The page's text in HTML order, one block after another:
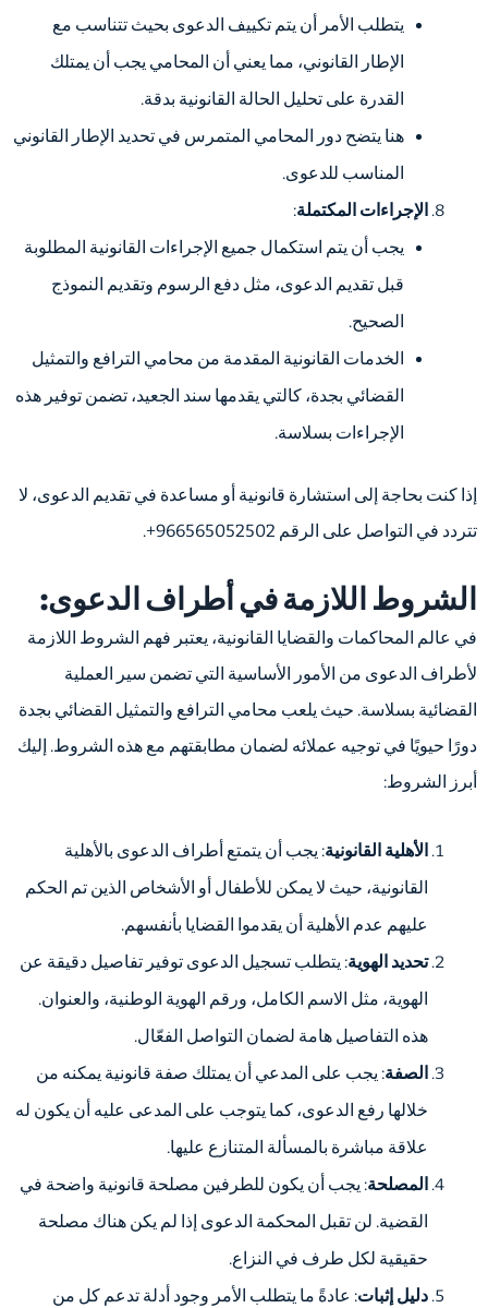
يتطلب الأمر أن يتم تكييف الدعوى بحيث تتناسب مع
الإطار القانوني، مما يعني أن المحامي يجب أن يمتلك
القدرة على تحليل الحالة القانونية بدقة.
هنا يتضح دور المحامي المتمرس في تحديد الإطار القانوني
المناسب للدعوى.
الإجراءات المكتملة:
يجب أن يتم استكمال جميع الإجراءات القانونية المطلوبة
قبل تقديم الدعوى، مثل دفع الرسوم وتقديم النموذج
الصحيح.
الخدمات القانونية المقدمة من محامي الترافع والتمثيل
القضائي بجدة، كالتي يقدمها سند الجعيد، تضمن توفير هذه
الإجراءات بسلاسة.
إذا كنت بحاجة إلى استشارة قانونية أو مساعدة في تقديم الدعوى، لا
تتردد في التواصل على الرقم 966565052502+.
الشروط اللازمة في أطراف الدعوى:
في عالم المحاكمات والقضايا القانونية، يعتبر فهم الشروط اللازمة
لأطراف الدعوى من الأمور الأساسية التي تضمن سير العملية
القضائية بسلاسة. حيث يلعب محامي الترافع والتمثيل القضائي بجدة
دورًا حيويًا في توجيه عملائه لضمان مطابقتهم مع هذه الشروط. إليك
أبرز الشروط:
الأهلية القانونية: يجب أن يتمتع أطراف الدعوى بالأهلية
القانونية، حيث لا يمكن للأطفال أو الأشخاص الذين تم الحكم
عليهم عدم الأهلية أن يقدموا القضايا بأنفسهم.
تحديد الهوية: يتطلب تسجيل الدعوى توفير تفاصيل دقيقة عن
الهوية، مثل الاسم الكامل، ورقم الهوية الوطنية، والعنوان.
هذه التفاصيل هامة لضمان التواصل الفعّال.
الصفة: يجب على المدعي أن يمتلك صفة قانونية يمكنه من
خلالها رفع الدعوى، كما يتوجب على المدعى عليه أن يكون له
علاقة مباشرة بالمسألة المتنازع عليها.
المصلحة: يجب أن يكون للطرفين مصلحة قانونية واضحة في
القضية. لن تقبل المحكمة الدعوى إذا لم يكن هناك مصلحة
حقيقية لكل طرف في النزاع.
دليل إثبات: عادةً ما يتطلب الأمر وجود أدلة تدعم كل من